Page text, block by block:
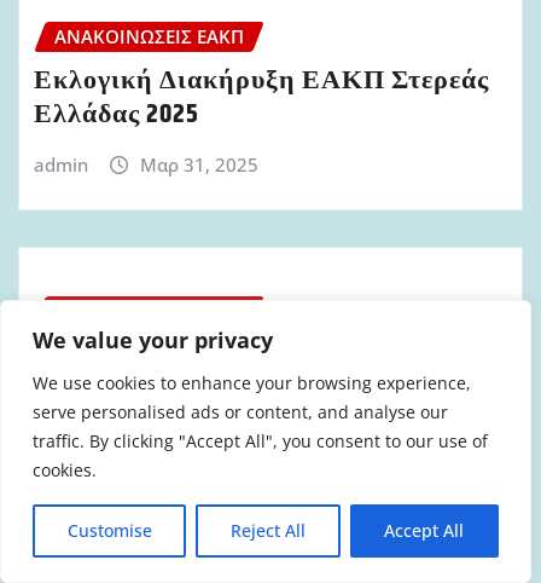
We value your privacy
We use cookies to enhance your browsing experience,
serve personalised ads or content, and analyse our
traffic. By clicking "Accept All", you consent to our use of
cookies.
Customise Reject All Accept All
ΑΝΑΚΟΙΝΏΣΕΙΣ ΕΑΚΠ
Εκλογική Διακήρυξη ΕΑΚΠ Στερεάς
Ελλάδας 2025
admin Μαρ 31, 2025
ΠΑΝΑΙΓΕΙΑΚΗ ΚΙΝΗΤΟΠΟΙΗΣΗ
ΓΙΑ ΥΓΕΙΑ ΚΑΙ ΑΚΤΟΠΛΟΪΑ
admin Μαρ 29, 2025